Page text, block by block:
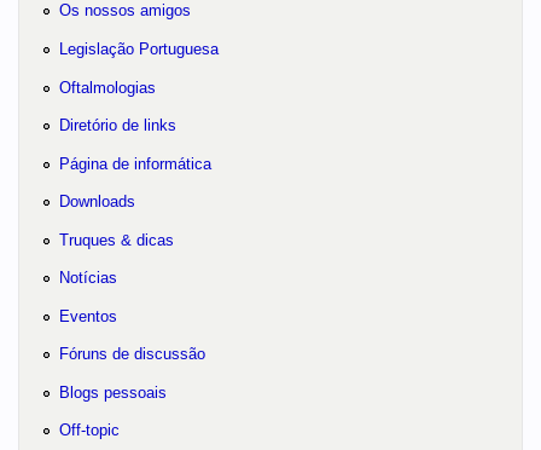
Os nossos amigos
Legislação Portuguesa
Oftalmologias
Diretório de links
Página de informática
Downloads
Truques & dicas
Notícias
Eventos
Fóruns de discussão
Blogs pessoais
Off-topic